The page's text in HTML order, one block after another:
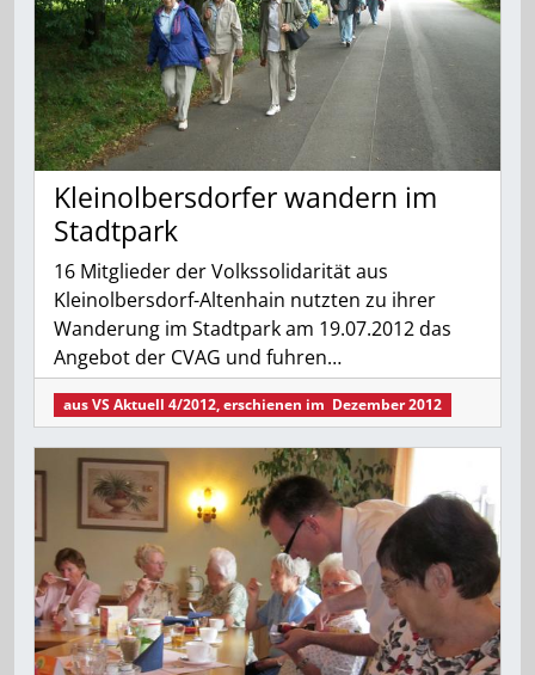
Kleinolbersdorfer wandern im
Stadtpark
16 Mitglieder der Volkssolidarität aus
Kleinolbersdorf-Altenhain nutzten zu ihrer
Wanderung im Stadtpark am 19.07.2012 das
Angebot der CVAG und fuhren…
ausVS Aktuell 4/2012, erschienen im Dezember 2012